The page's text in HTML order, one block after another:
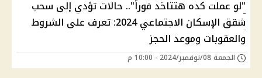
"لو عملت كده هتتاخد فوراً".. حالات تؤدي إلى سحب
شقق الإسكان الاجتماعي 2024: تعرف على الشروط
والعقوبات وموعد الحجز
الجمعة 08/نوفمبر/2024 - 10:00 م